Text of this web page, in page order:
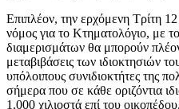
Επιπλέον, την ερχόμενη Τρίτη
νόμος για το Κτηματολόγιο, με
διαμερισμάτων θα μπορούν
μεταβιβάσεις των ιδιοκτησιών
υπόλοιπους συνιδιοκτήτες της
σήμερα που σε κάθε οριζόντια
1.000 χιλιοστά επί του οικοπέδου.